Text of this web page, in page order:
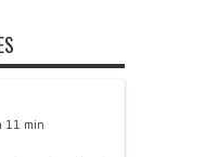
11 min